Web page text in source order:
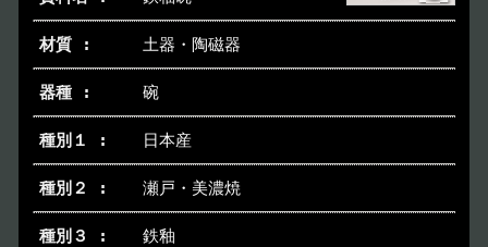
各種申請 Applications
トピックス
イベント
土器・陶磁器
碗
日本産
瀬戸・美濃焼
鉄釉